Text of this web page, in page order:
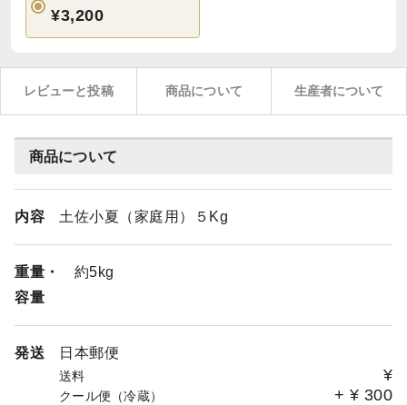
¥3,200
レビューと投稿 商品について 生産者について
商品について
内容 土佐小夏（家庭用）５Kg
重量・
容量
約5kg
発送 日本郵便
送料 ¥
クール便（冷蔵） + ¥ 300